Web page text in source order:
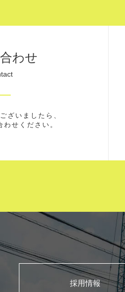
わせ
ざいましたら、
せください。
採用情報